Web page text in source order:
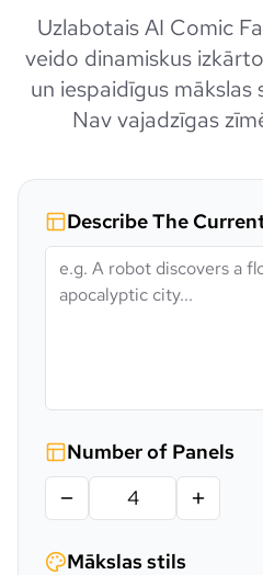
Uzlabotais AI Comic
veido dinamiskus
un iespaidīgus
Nav vajadzīgas
Describe The
Number of Panels
Mākslas stils